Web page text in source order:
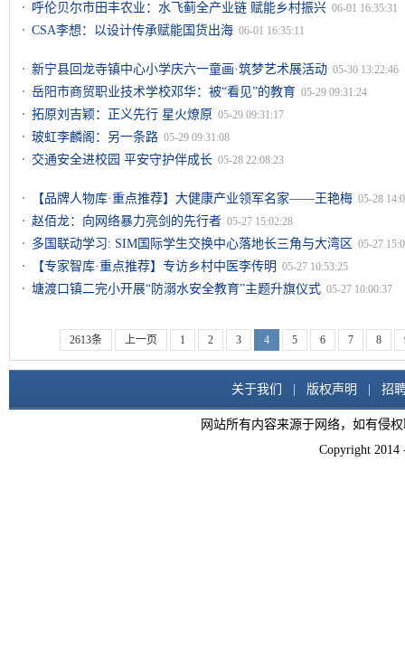
呼伦贝尔市田丰农业：水飞蓟全产业链 赋能乡村振兴 06-01 16:35:31
CSA李想：以设计传承赋能国货出海 06-01 16:35:11
新宁县回龙寺镇中心小学庆六一童画·筑梦艺术展活动 05-30 13:22:46
岳阳市商贸职业技术学校邓华：被“看见”的教育 05-29 09:31:24
拓原刘吉颖：正义先行 星火燎原 05-29 09:31:17
玻虹李麟阁：另一条路 05-29 09:31:08
交通安全进校园 平安守护伴成长 05-28 22:08:23
【品牌人物库·重点推荐】大健康产业领军名家——王艳梅 05-28
赵佰龙：向网络暴力亮剑的先行者 05-27 15:02:28
多国联动学习: SIM国际学生交换中心落地长三角与大湾区 05-27
【专家智库·重点推荐】专访乡村中医李传明 05-27 10:53:25
塘渡口镇二完小开展“防溺水安全教育”主题升旗仪式 05-27 10:00:37
2613条 上一页 1 2 3 4 5 6 7 8
关于我们 版权声明 招
网站所有内容来源于网络，如有侵
Copyright 2014